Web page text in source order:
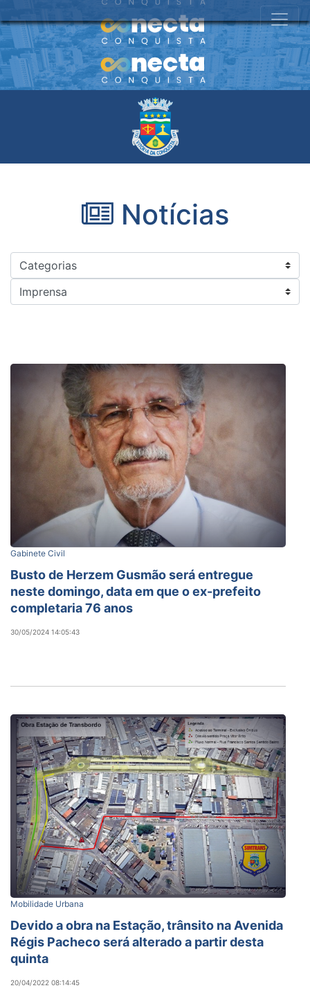
Notícias
Gabinete Civil
Busto de Herzem Gusmão será entregue
neste domingo, data em que o ex-prefeito
completaria 76 anos
30/05/2024 14:05:43
Mobilidade Urbana
Devido a obra na Estação, trânsito na Avenida
Régis Pacheco será alterado a partir desta
quinta
20/04/2022 08:14:45